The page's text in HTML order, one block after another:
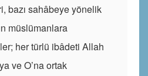
bazı sahâbeye yönelik
müslümanlara
her türlü ibâdeti Allah
ve O’na ortak